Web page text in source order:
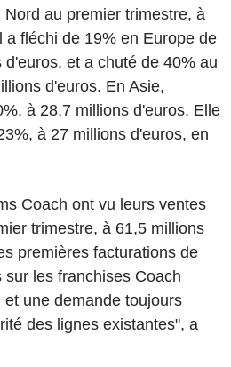
au premier trimestre, à
a fléchi de 19% en Europe de
d'euros, et a chuté de 40% au
d'euros. En Asie,
à 28,7 millions d'euros. Elle
à 27 millions d'euros, en
Coach ont vu leurs ventes
trimestre, à 61,5 millions
premières facturations de
les franchises Coach
une demande toujours
des lignes existantes", a